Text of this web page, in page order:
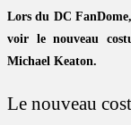
Lors du DC
voir le nouveau
Michael Keaton.
Le nouveau